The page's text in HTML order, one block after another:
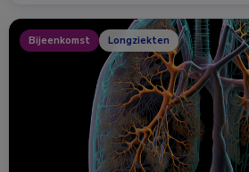
Bijeenkomst Longziekten